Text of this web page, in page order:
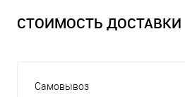
СТОИМОСТЬ ДОСТАВКИ
Самовывоз